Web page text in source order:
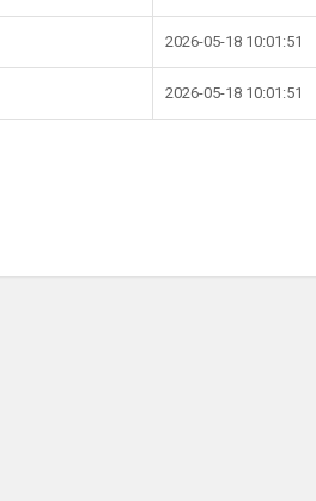
2026-05-18 10:01:51
2026-05-18 10:01:51